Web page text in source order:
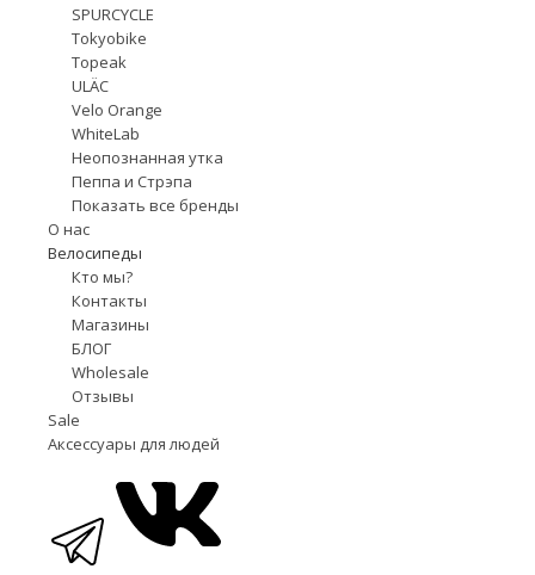
SPURCYCLE
Tokyobike
Topeak
ULÄC
Velo Orange
WhiteLab
Неопознанная утка
Пеппа и Стрэпа
Показать все бренды
О нас
Велосипеды
Кто мы?
Контакты
Магазины
БЛОГ
Wholesale
Отзывы
Sale
Аксессуары для людей